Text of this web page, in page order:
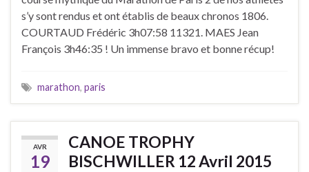
s’y sont rendus et ont établis de beaux chronos 1806.
COURTAUD Frédéric 3h07:58 11321. MAES Jean
François 3h46:35 ! Un immense bravo et bonne récup!
marathon, paris
AVR
19
CANOE TROPHY
BISCHWILLER 12 Avril 2015